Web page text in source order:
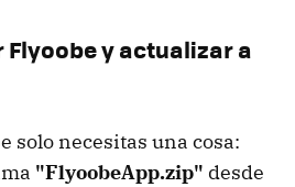
y actualizar a
solo necesitas una cosa:
"FlyoobeApp.zip" desde